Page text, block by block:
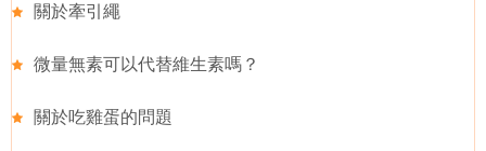
關於牽引繩
微量無素可以代替維生素嗎？
關於吃雞蛋的問題